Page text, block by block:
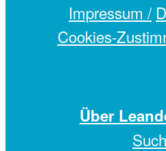
Impressum /
Cookies-
Über